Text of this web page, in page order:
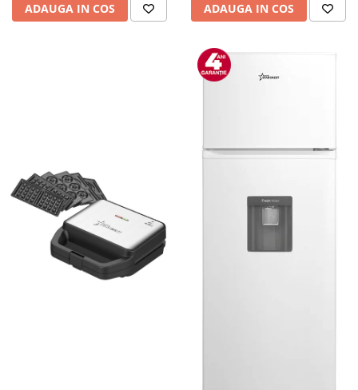
ADAUGA IN COS ADAUGA IN COS